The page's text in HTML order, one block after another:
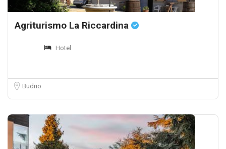
Agriturismo La Riccardina
Hotel
Budrio